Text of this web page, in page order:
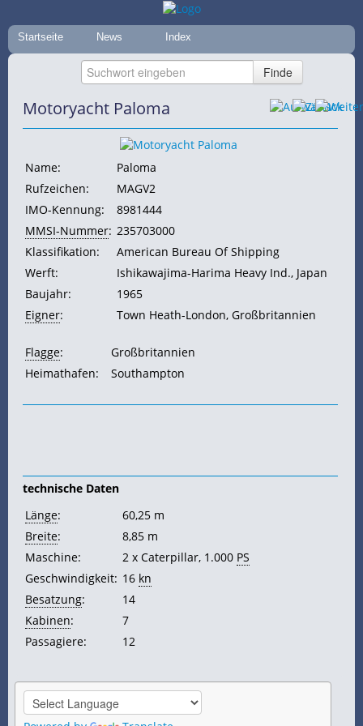
Startseite News Index
Motoryacht Paloma
Name:
Paloma
Rufzeichen:
MAGV2
IMO-Kennung:
8981444
MMSI-Nummer: 235703000
Klassifikation:
American Bureau Of Shipping
Werft:
Ishikawajima-Harima Heavy Ind., Japan
Baujahr:
1965
Eigner: Town Heath-London, Großbritannien
Flagge:
Großbritannien
Heimathafen:
Southampton
technische Daten
Länge:
60,25 m
Breite:
8,85 m
Maschine:
2 x Caterpillar, 1.000 PS
Geschwindigkeit: 16 kn
Besatzung:
14
Kabinen:
7
Passagiere:
12